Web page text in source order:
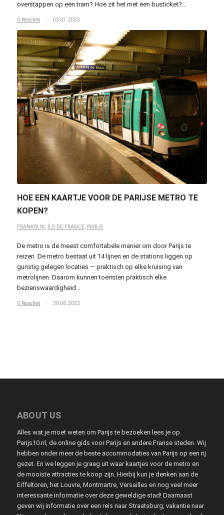
overstappen op een tram? Hoe zit het met een busticket?…
0 Reacties / 03.07.2023
HOE EEN KAARTJE VOOR DE PARIJSE METRO TE
KOPEN?
FRANKRIJK, ÎLE-DE-FRANCE, PARIJS
De metro is de meest comfortabele manier om door Parijs te
reizen. De metro bestaat uit 14 lijnen en de stations liggen op
gunstig gelegen locaties — praktisch op elke kruising van
metrolijnen. Daarom kunnen toeristen praktisch elke
bezienswaardigheid…
0 Reacties / 30.06.2023
ABOUT US
Alles wat je moet weten om Parijs te bezoeken lees je op
Parijs10.nl, de online gids voor Parijs en andere Franse steden. Wij
hebben onder meer de beste accommodaties van Parijs op een rij
gezet. En we leggen je graag uit waar kaartjes voor de metro en
de mooiste attracties te koop zijn. Hierbij kun je denken aan de
Eiffeltoren, het Louvre, Montmartre, Versailles en nog veel meer
interessante informatie over deze geweldige stad! Daarnaast
geven wij informatie over een reis naar Straatsburg, vakantie naar